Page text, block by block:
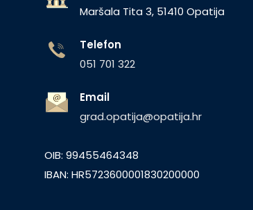
Maršala Tita 3, 51410 Opatija
Telefon
051 701 322
Email
grad.opatija@opatija.hr
OIB: 99455464348
IBAN: HR5723600001830200000